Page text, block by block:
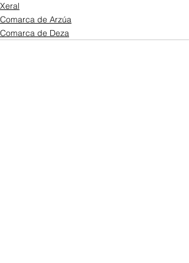
Xeral
Comarca de Arzúa
Comarca de Deza